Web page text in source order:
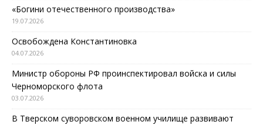
«Богини отечественного производства»
19.07.2026
Освобождена Константиновка
04.07.2026
Министр обороны РФ проинспектировал войска и силы
Черноморского флота
03.07.2026
В Тверском суворовском военном училище развивают